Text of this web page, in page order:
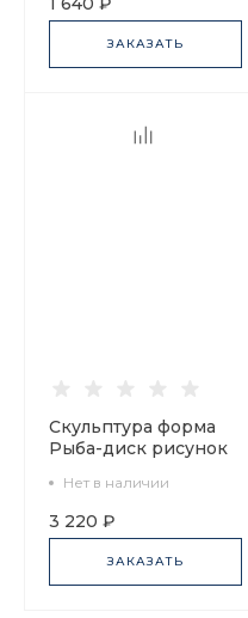
ЗАКАЗАТЬ
Скульптура форма
Рыба-диск рисунок
82.98089.00.1
Нет в наличии
3 220 ₽
ЗАКАЗАТЬ